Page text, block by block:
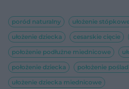
poród naturalny ułożenie
ułożenie dziecka
cesarskie cięcie
położenie podłużne miednicowe
położenie dziecka
położenie
ułożenie dziecka miednicowe